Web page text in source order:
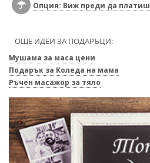
Опция: Виж преди да платиш
ОЩЕ ИДЕИ ЗА ПОДАРЪЦИ:
Мушама за маса цени
Подарък за Коледа на мама
Ръчен масажор за тяло